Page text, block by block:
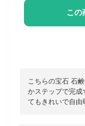
この
こちらの宝石 石
かステップで完成
てもきれいで自由